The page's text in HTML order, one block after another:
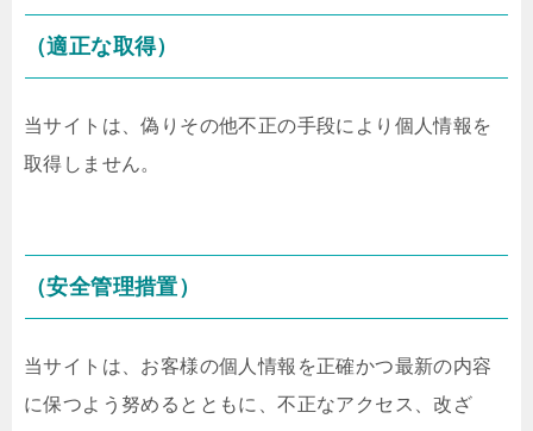
（適正な取得）
当サイトは、偽りその他不正の手段により個人情報を
取得しません。
（安全管理措置）
当サイトは、お客様の個人情報を正確かつ最新の内容
に保つよう努めるとともに、不正なアクセス、改ざ